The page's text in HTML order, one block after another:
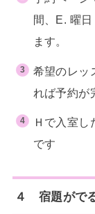
間、E. 曜
ます。
希望のレッ
れば予約が
Ｈで入室
です
４ 宿題がで